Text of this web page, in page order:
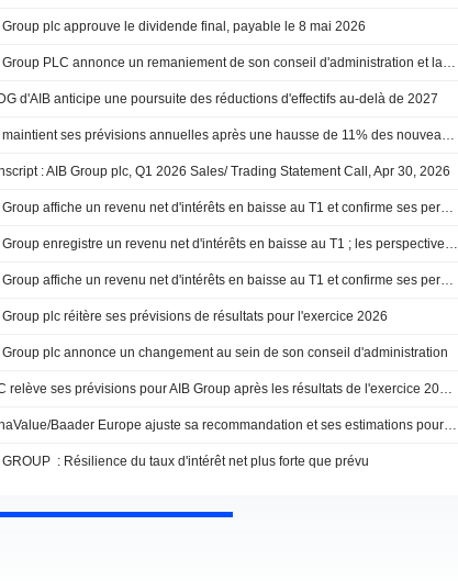
Group plc approuve le dividende final, payable le 8 mai 2026
AIB Group PLC annonce un remaniement de son conseil d'administration et la nomination d'un vice-président, effectifs au 30 avril 2026
d'AIB anticipe une poursuite des réductions d'effectifs au-delà de 2027
AIB maintient ses prévisions annuelles après une hausse de 11% des nouveaux prêts au T1
: AIB Group plc, Q1 2026 Sales/ Trading Statement Call, Apr 30, 2026
AIB Group affiche un revenu net d'intérêts en baisse au T1 et confirme ses perspectives
AIB Group enregistre un revenu net d'intérêts en baisse au T1 ; les perspectives sont confirmées
AIB Group affiche un revenu net d'intérêts en baisse au T1 et confirme ses perspectives
Group plc réitère ses prévisions de résultats pour l'exercice 2026
Group plc annonce un changement au sein de son conseil d'administration
RBC relève ses prévisions pour AIB Group après les résultats de l'exercice 2025 ; opinion « Performance du secteur » maintenue
AlphaValue/Baader Europe ajuste sa recommandation et ses estimations pour AIB Group grâce à la résilience de la marge nette d'intérêt
GROUP : Résilience du taux d'intérêt net plus forte que prévu